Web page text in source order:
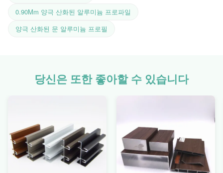
0.90Mm 양극 산화된 알루미늄 프로파일
양극 산화된 문 알루미늄 프로필
당신은 또한 좋아할 수 있습니다